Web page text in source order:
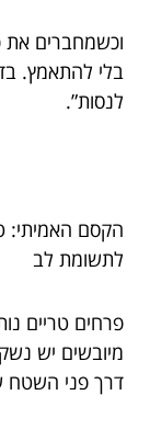
וכשמחברים את
בלי להתאמץ.
לנסות”.
הקסם האמיתי:
לתשומת לב
פרחים טריים
מיובשים יש
דרך פני השטח